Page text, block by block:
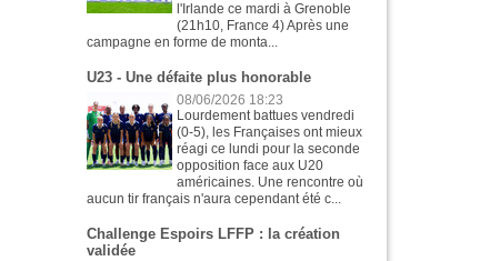
l'Irlande ce mardi à Grenoble
(21h10, France 4) Après une
campagne en forme de monta...
U23 - Une défaite plus honorable
08/06/2026 18:23
Lourdement battues vendredi
(0-5), les Françaises ont mieux
réagi ce lundi pour la seconde
opposition face aux U20
américaines. Une rencontre où
aucun tir français n'aura cependant été c...
Challenge Espoirs LFFP : la création
validée